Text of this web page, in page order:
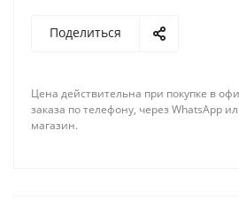
Поделиться
Цена действительна при покупке в
заказа по телефону, через WhatsApp
магазин.